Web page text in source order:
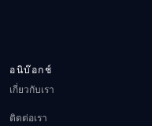
อนิบ๊อกช์
เกี่ยวกับเรา
ติดต่อเรา